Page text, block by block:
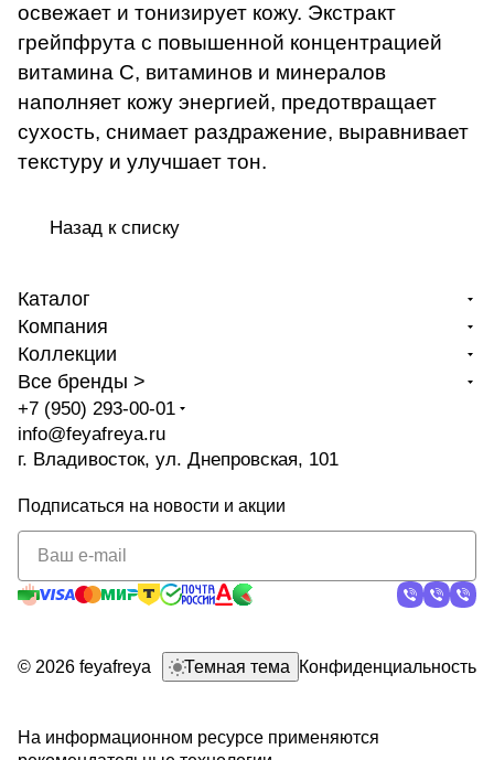
освежает и тонизирует кожу. Экстракт
грейпфрута с повышенной концентрацией
витамина С, витаминов и минералов
наполняет кожу энергией, предотвращает
сухость, снимает раздражение, выравнивает
текстуру и улучшает тон.
Назад к списку
Каталог
Компания
Коллекции
Все бренды >
+7 (950) 293-00-01
info@feyafreya.ru
г. Владивосток, ул. Днепровская, 101
Подписаться на новости и акции
© 2026 feyafreya Темная тема Конфиденциальность
На информационном ресурсе применяются